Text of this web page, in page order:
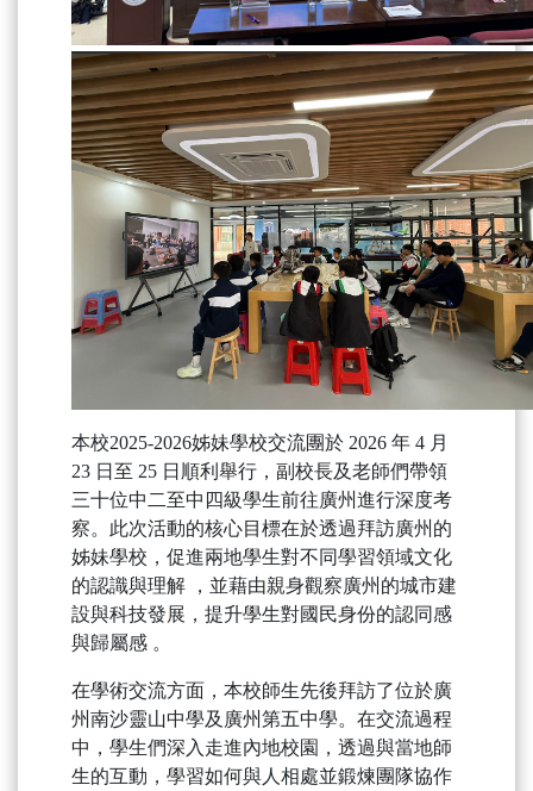
本校2025-2026姊妹學校交流團於 2026 年 4 月
23 日至 25 日順利舉行，副校長及老師們帶領
三十位中二至中四級學生前往廣州進行深度考
察。此次活動的核心目標在於透過拜訪廣州的
姊妹學校，促進兩地學生對不同學習領域文化
的認識與理解 ，並藉由親身觀察廣州的城市建
設與科技發展，提升學生對國民身份的認同感
與歸屬感 。
在學術交流方面，本校師生先後拜訪了位於廣
州南沙靈山中學及廣州第五中學。在交流過程
中，學生們深入走進內地校園，透過與當地師
生的互動，學習如何與人相處並鍛煉團隊協作